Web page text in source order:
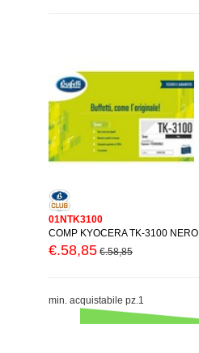
01NTK3100
COMP KYOCERA TK-3100 NERO
€.58,85 €.58,85
min. acquistabile pz.1